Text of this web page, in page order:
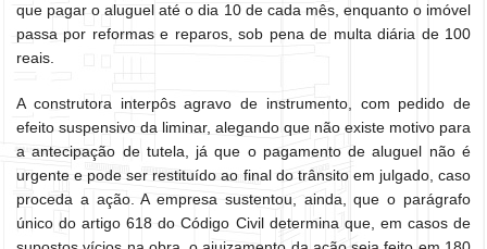
que pagar o aluguel até o dia 10 de cada mês, enquanto o imóvel
passa por reformas e reparos, sob pena de multa diária de 100
reais.
A construtora interpôs agravo de instrumento, com pedido de
efeito suspensivo da liminar, alegando que não existe motivo para
a antecipação de tutela, já que o pagamento de aluguel não é
urgente e pode ser restituído ao final do trânsito em julgado, caso
proceda a ação. A empresa sustentou, ainda, que o parágrafo
único do artigo 618 do Código Civil determina que, em casos de